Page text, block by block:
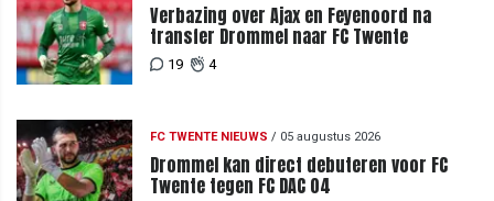
Verbazing over Ajax en Feyenoord na
transfer Drommel naar FC Twente
19 4
FC TWENTE NIEUWS / 05 augustus 2026
Drommel kan direct debuteren voor FC
Twente tegen FC DAC 04